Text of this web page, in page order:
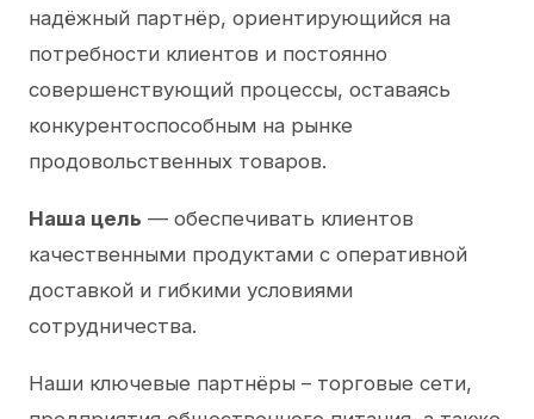
надёжный партнёр, ориентирующийся на
потребности клиентов и постоянно
совершенствующий процессы, оставаясь
конкурентоспособным на рынке
продовольственных товаров.
Наша цель — обеспечивать клиентов
качественными продуктами с оперативной
доставкой и гибкими условиями
сотрудничества.
Наши ключевые партнёры – торговые сети,